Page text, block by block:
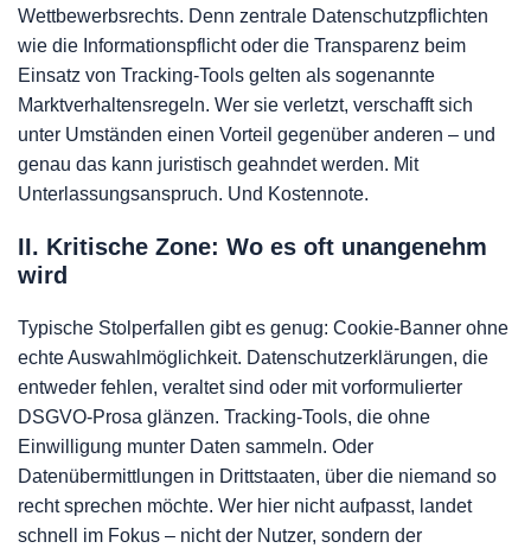
Wettbewerbsrechts. Denn zentrale Datenschutzpflichten
wie die Informationspflicht oder die Transparenz beim
Einsatz von Tracking-Tools gelten als sogenannte
Marktverhaltensregeln. Wer sie verletzt, verschafft sich
unter Umständen einen Vorteil gegenüber anderen – und
genau das kann juristisch geahndet werden. Mit
Unterlassungsanspruch. Und Kostennote.
II. Kritische Zone: Wo es oft unangenehm
wird
Typische Stolperfallen gibt es genug: Cookie-Banner ohne
echte Auswahlmöglichkeit. Datenschutzerklärungen, die
entweder fehlen, veraltet sind oder mit vorformulierter
DSGVO-Prosa glänzen. Tracking-Tools, die ohne
Einwilligung munter Daten sammeln. Oder
Datenübermittlungen in Drittstaaten, über die niemand so
recht sprechen möchte. Wer hier nicht aufpasst, landet
schnell im Fokus – nicht der Nutzer, sondern der